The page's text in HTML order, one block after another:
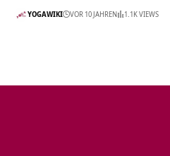
YOGAWIKI VOR 10 JAHREN 1.1K VIEWS